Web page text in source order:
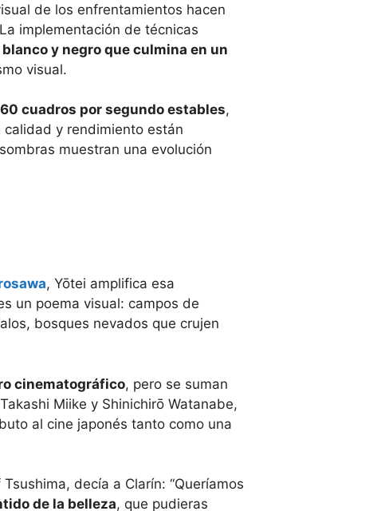
de los enfrentamientos hacen
implementación de técnicas
y negro que culmina en un
visual.
60 cuadros por segundo estables,
y rendimiento están
muestran una evolución
, Yōtei amplifica esa
un poema visual: campos de
bosques nevados que crujen
cinematográfico, pero se suman
Miike y Shinichirō Watanabe,
al cine japonés tanto como una
decía a Clarín: “Queríamos
de la belleza, que pudieras